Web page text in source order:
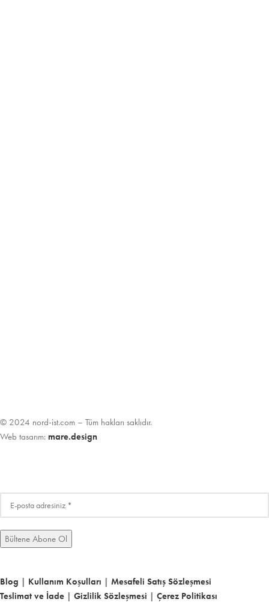
© 2024 nord-ist.com – Tüm hakları saklıdır.
Web tasarım: mare.design
Blog | Kullanım Koşulları | Mesafeli Satış Sözleşmesi
Teslimat ve İade | Gizlilik Sözleşmesi | Çerez Politikası